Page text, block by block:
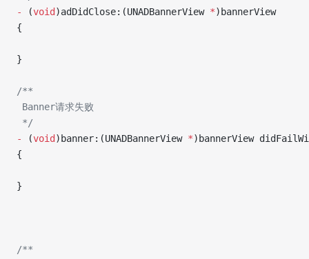
-
(void )adDidClose:(UNADBannerView *)bannerView
{
}
/**
Banner请求失败
*/
-
(void )banner:(UNADBannerView *)bannerView
{
}
/**